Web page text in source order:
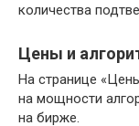
количества
Цены и
На странице
на мощности
на бирже.